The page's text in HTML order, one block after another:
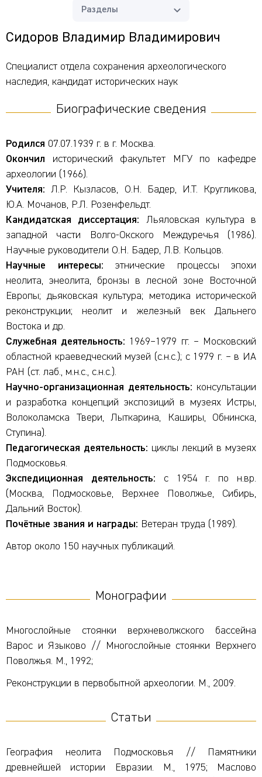
Разделы
Сидоров Владимир Владимирович
Специалист отдела сохранения археологического
наследия, кандидат исторических наук
Биографические сведения
Родился 07.07.1939 г. в г. Москва.
Окончил исторический факультет МГУ по кафедре
археологии (1966).
Учителя: Л.Р. Кызласов, О.Н. Бадер, И.Т. Кругликова,
Ю.А. Мочанов, Р.Л. Розенфельдт.
Кандидатская диссертация: Льяловская культура в
западной части Волго-Окского Междуречья (1986).
Научные руководители О.Н. Бадер, Л.В. Кольцов.
Научные интересы: этнические процессы эпохи
неолита, энеолита, бронзы в лесной зоне Восточной
Европы; дьяковская культура; методика исторической
реконструкции; неолит и железный век Дальнего
Востока и др.
Служебная деятельность: 1969–1979 гг. – Московский
областной краеведческий музей (с.н.с.); с 1979 г. – в ИА
РАН (ст. лаб., м.н.с., с.н.с.).
Научно-организационная деятельность: консультации
и разработка концепций экспозиций в музеях Истры,
Волоколамска Твери, Лыткарина, Каширы, Обнинска,
Ступина).
Педагогическая деятельность: циклы лекций в музеях
Подмосковья.
Экспедиционная деятельность: с 1954 г. по н.вр.
(Москва, Подмосковье, Верхнее Поволжье, Сибирь,
Дальний Восток).
Почётные звания и награды: Ветеран труда (1989).
Автор около 150 научных публикаций.
Монографии
Многослойные стоянки верхневолжского бассейна
Варос и Языково // Многослойные стоянки Верхнего
Поволжья. М., 1992;
Реконструкции в первобытной археологии. М., 2009.
Статьи
География неолита Подмосковья // Памятники
древнейшей истории Евразии. М., 1975; Маслово